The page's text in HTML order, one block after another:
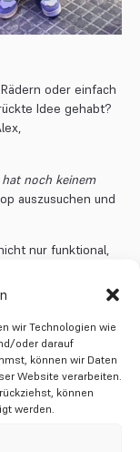
wir Technologien wie
oder darauf
können wir Daten
Website verarbeiten.
können
werden.
oder einfach
Idee gehabt?
,
hat noch keinem
auszusuchen und
nur funktional,